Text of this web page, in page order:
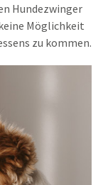
Hundezwinger
Möglichkeit
zu kommen.